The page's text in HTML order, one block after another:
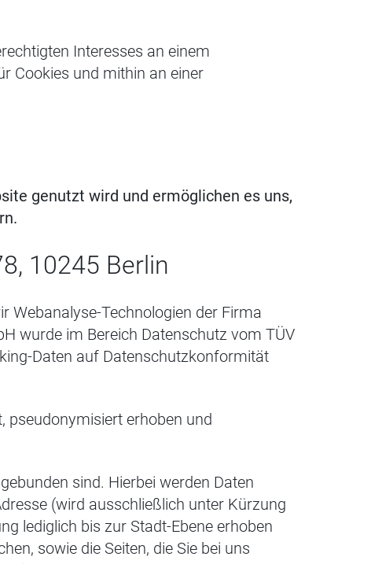
Interesses an einem
Cookies und mithin an einer
genutzt wird und ermöglichen es uns,
10245 Berlin
Webanalyse-Technologien der Firma
wurde im Bereich Datenschutz vom TÜV
Daten auf Datenschutzkonformität
pseudonymisiert erhoben und
sind. Hierbei werden Daten
(wird ausschließlich unter Kürzung
lediglich bis zur Stadt-Ebene erhoben
sowie die Seiten, die Sie bei uns